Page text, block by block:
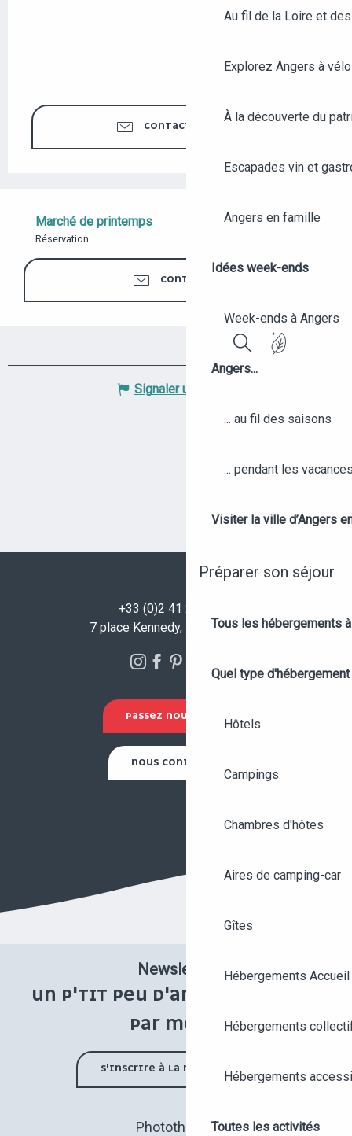
Au fil de la Loire et
Explorez Angers à vélo
À la découverte du
Escapades vin et
Angers en famille
Idées week-ends
Week-ends à Angers
Angers...
... au fil des saisons
... pendant les
Visiter la ville d’Angers
Préparer son séjour
Tous les hébergements
Quel type d'hébergement
Hôtels
Campings
Chambres d'hôtes
Aires de camping-car
Gîtes
Hébergements
Hébergements
Hébergements
Toutes les activités
Recherche
CONTACTEZ-NOUS
Marché de printemps
Réservation
CONTACTER
Signaler une erreur
+33 (0)2 41 23 50 00
7 place Kennedy, 49100 Angers
PASSEZ NOUS VOIR !
NOUS CONTACTER
Newsletter
UN P'TIT PEU D'ANGERS UNE FOIS
PAR MOIS !
S'INSCRIRE À LA NEWSLETTER
Photothèque